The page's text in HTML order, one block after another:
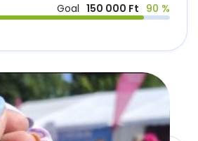
Goal 150 000 Ft 90 %